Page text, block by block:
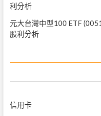
利分析
元大台灣中型100 ETF
股利分析
信用卡